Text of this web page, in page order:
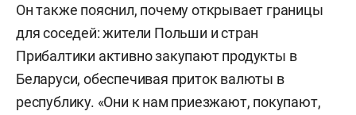
Он также пояснил, почему открывает границы
для соседей: жители Польши и стран
Прибалтики активно закупают продукты в
Беларуси, обеспечивая приток валюты в
республику. «Они к нам приезжают, покупают,